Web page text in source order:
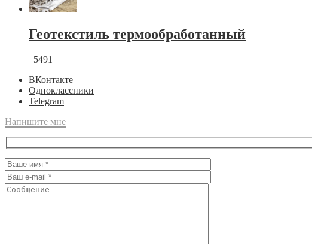
Геотекстиль термообработанный
5491
ВКонтакте
Одноклассники
Telegram
Напишите мне